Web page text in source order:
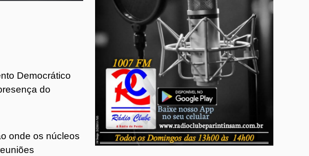
Democrático
do
onde os núcleos